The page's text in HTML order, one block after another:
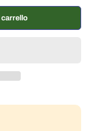
€9,49 EUR
carrello